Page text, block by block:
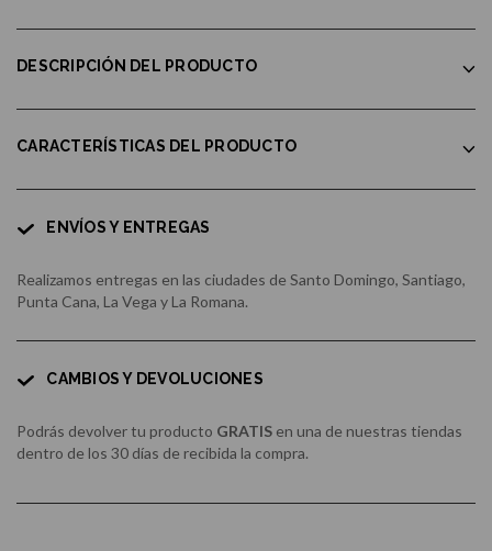
DESCRIPCIÓN DEL PRODUCTO
CARACTERÍSTICAS DEL PRODUCTO
ENVÍOS Y ENTREGAS
Realizamos entregas en las ciudades de Santo Domingo, Santiago,
Punta Cana, La Vega y La Romana.
CAMBIOS Y DEVOLUCIONES
Podrás devolver tu producto GRATIS en una de nuestras tiendas
dentro de los 30 días de recibida la compra.